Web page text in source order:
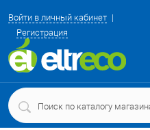
Войти в личный кабинет
Регистрация